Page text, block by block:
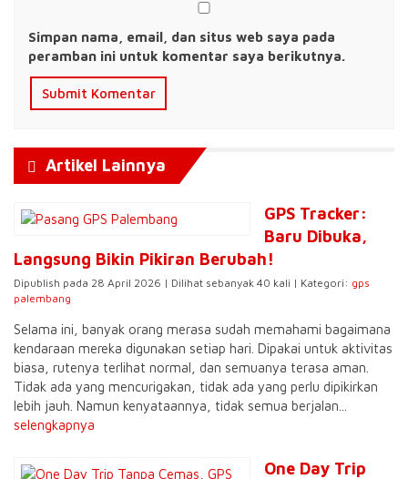
Simpan nama, email, dan situs web saya pada
peramban ini untuk komentar saya berikutnya.
Artikel Lainnya
GPS Tracker:
Baru Dibuka,
Langsung Bikin Pikiran Berubah!
Dipublish pada 28 April 2026 | Dilihat sebanyak 40 kali | Kategori: gps
palembang
Selama ini, banyak orang merasa sudah memahami bagaimana
kendaraan mereka digunakan setiap hari. Dipakai untuk aktivitas
biasa, rutenya terlihat normal, dan semuanya terasa aman.
Tidak ada yang mencurigakan, tidak ada yang perlu dipikirkan
lebih jauh. Namun kenyataannya, tidak semua berjalan...
selengkapnya
One Day Trip